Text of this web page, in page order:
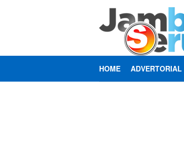
HOME ADVERTORIAL